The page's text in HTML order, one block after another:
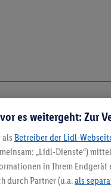
es weitergeht: Zur
als Betreiber der Lidl-
„Lidl-Dienste“)
in Ihrem Endgerät
durch Partner (u.a.als